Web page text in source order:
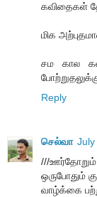
கவிதைகள்
மிக
சம கால
Reply
செல்வா July
///ஊர்தோறும்
ஒருபோதும்
வாழ்க்கை